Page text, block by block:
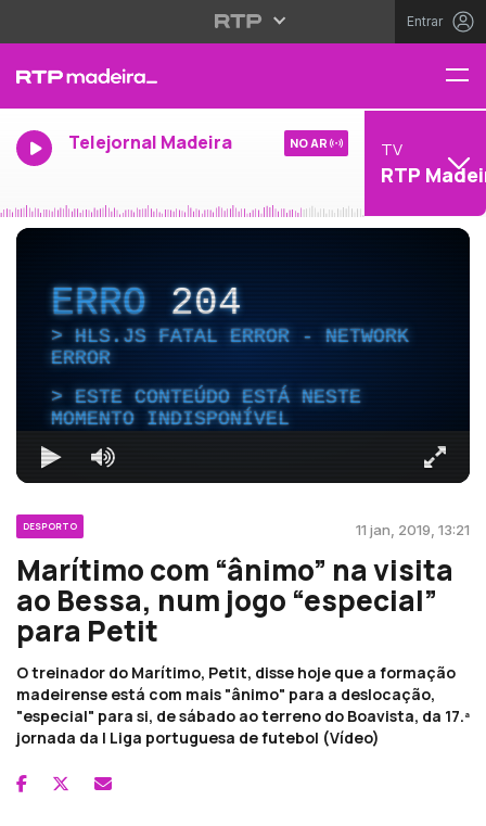
Entrar
Telejornal Madeira NO AR TV
RTP
ERRO204
HLS.JS FATAL ERROR - NETWORK
ERROR
ESTE CONTEÚDO ESTÁ NESTE
MOMENTO INDISPONÍVEL
DESPORTO 11 jan, 2019, 13:21
Marítimo com “ânimo” na visita
ao Bessa, num jogo “especial”
para Petit
O treinador do Marítimo, Petit, disse hoje que a formação
madeirense está com mais "ânimo" para a deslocação,
"especial" para si, de sábado ao terreno do Boavista, da 17.ª
jornada da I Liga portuguesa de futebol (Vídeo)